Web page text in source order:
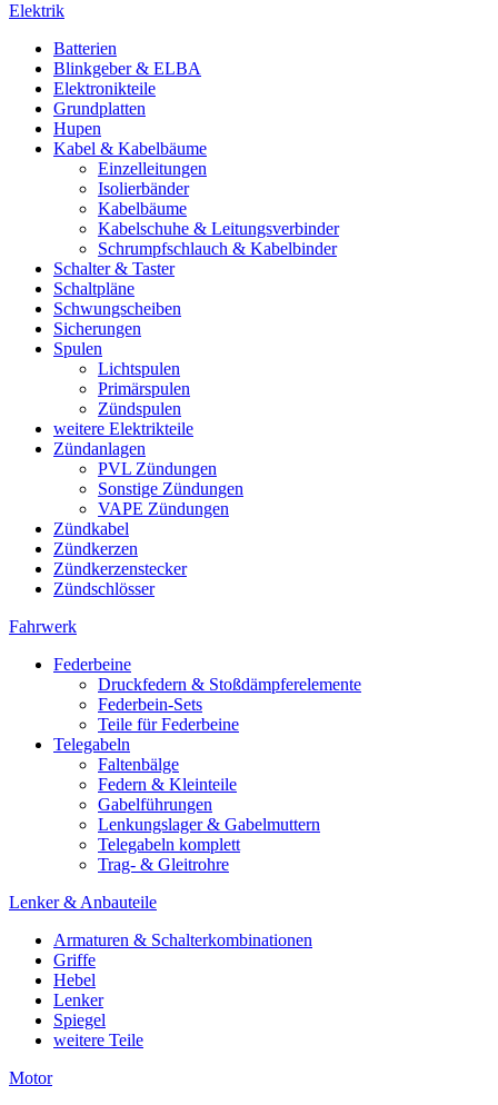
Elektrik
Batterien
Blinkgeber & ELBA
Elektronikteile
Grundplatten
Hupen
Kabel & Kabelbäume
Einzelleitungen
Isolierbänder
Kabelbäume
Kabelschuhe & Leitungsverbinder
Schrumpfschlauch & Kabelbinder
Schalter & Taster
Schaltpläne
Schwungscheiben
Sicherungen
Spulen
Lichtspulen
Primärspulen
Zündspulen
weitere Elektrikteile
Zündanlagen
PVL Zündungen
Sonstige Zündungen
VAPE Zündungen
Zündkabel
Zündkerzen
Zündkerzenstecker
Zündschlösser
Fahrwerk
Federbeine
Druckfedern & Stoßdämpferelemente
Federbein-Sets
Teile für Federbeine
Telegabeln
Faltenbälge
Federn & Kleinteile
Gabelführungen
Lenkungslager & Gabelmuttern
Telegabeln komplett
Trag- & Gleitrohre
Lenker & Anbauteile
Armaturen & Schalterkombinationen
Griffe
Hebel
Lenker
Spiegel
weitere Teile
Motor